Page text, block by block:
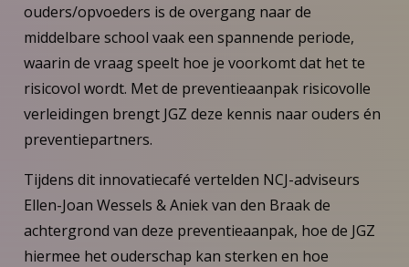
ouders/opvoeders is de overgang naar de
middelbare school vaak een spannende periode,
waarin de vraag speelt hoe je voorkomt dat het te
risicovol wordt. Met de preventieaanpak risicovolle
verleidingen brengt JGZ deze kennis naar ouders én
preventiepartners.
Tijdens dit innovatiecafé vertelden NCJ-adviseurs
Ellen-Joan Wessels & Aniek van den Braak de
achtergrond van deze preventieaanpak, hoe de JGZ
hiermee het ouderschap kan sterken en hoe